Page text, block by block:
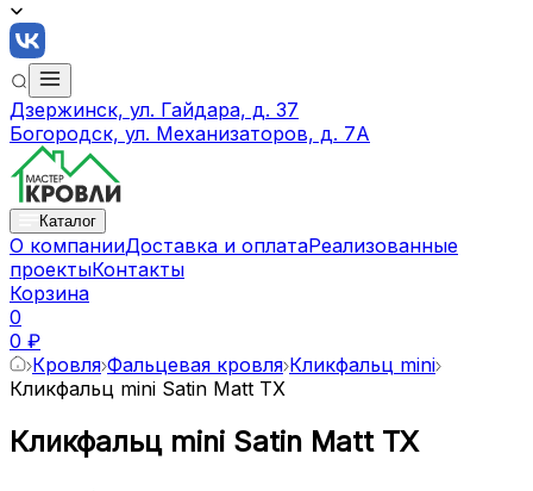
Дзержинск, ул. Гайдара, д. 37
Богородск, ул. Механизаторов, д. 7А
Каталог
О компанииДоставка и оплатаРеализованные
проектыКонтакты
Корзина
0
0 ₽
Кровля Фальцевая кровля Кликфальц mini
Кликфальц mini Satin Matt TX
Кликфальц mini Satin Matt TX